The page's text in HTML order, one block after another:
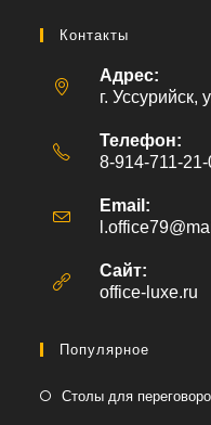
Контакты
Адрес:
г. Уссурийск,
Телефон:
8-914-711-
Email:
Сайт:
office-luxe.ru
Популярное
Столы для